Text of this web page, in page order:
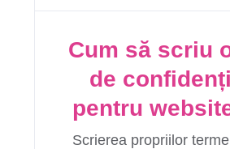
Cum să scriu
de
pentru
Scrierea propriilor